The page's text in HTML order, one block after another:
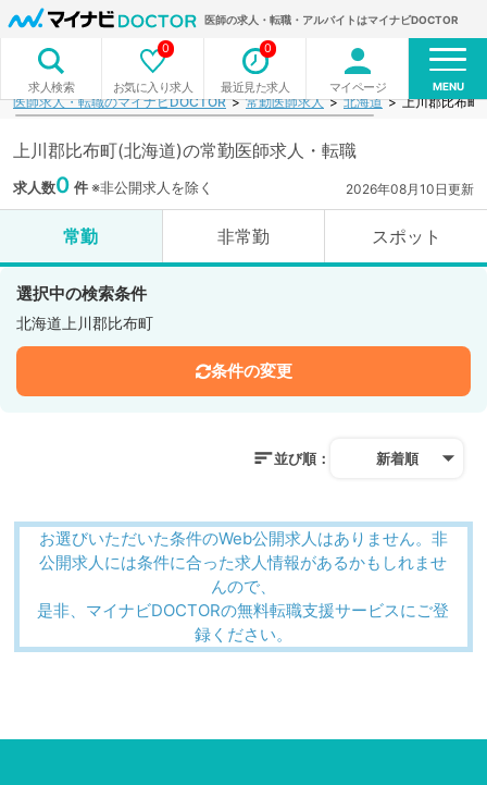
医師の求人・転職・アルバイトはマイナビDOCTOR
求人検索 お気に入り求人
0
最近見た求人
0
マイページ MENU
医師求人・転職のマイナビDOCTOR 常勤医師求人 北海道 上川郡比布町
上川郡比布町(北海道)の常勤医師求人・転職
求人数0 件※非公開求人を除く 2026年08月10日更新
常勤 非常勤 スポット
選択中の検索条件
北海道上川郡比布町
条件の変更
並び順： 新着順
お選びいただいた条件のWeb公開求人はありません。非
公開求人には条件に合った求人情報があるかもしれませ
んので、
是非、マイナビDOCTORの無料転職支援サービスにご登
録ください。